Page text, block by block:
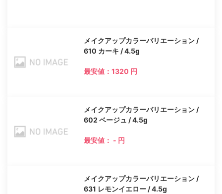
メイクアップカラーバリエーション /
610 カーキ / 4.5g
最安値：1320 円
メイクアップカラーバリエーション /
602 ベージュ / 4.5g
最安値： - 円
メイクアップカラーバリエーション /
631 レモンイエロー / 4.5g